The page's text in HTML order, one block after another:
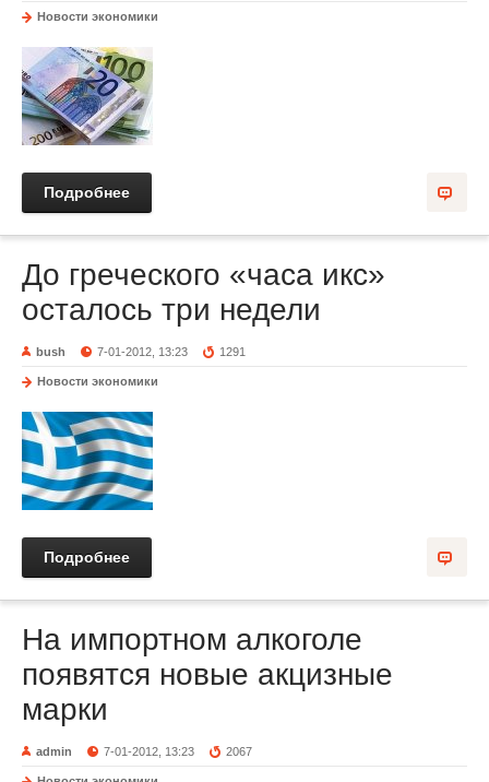
Новости экономики
Подробнее
До греческого «часа икс»
осталось три недели
bush 7-01-2012, 13:23 1291
Новости экономики
Подробнее
На импортном алкоголе
появятся новые акцизные
марки
admin 7-01-2012, 13:23 2067